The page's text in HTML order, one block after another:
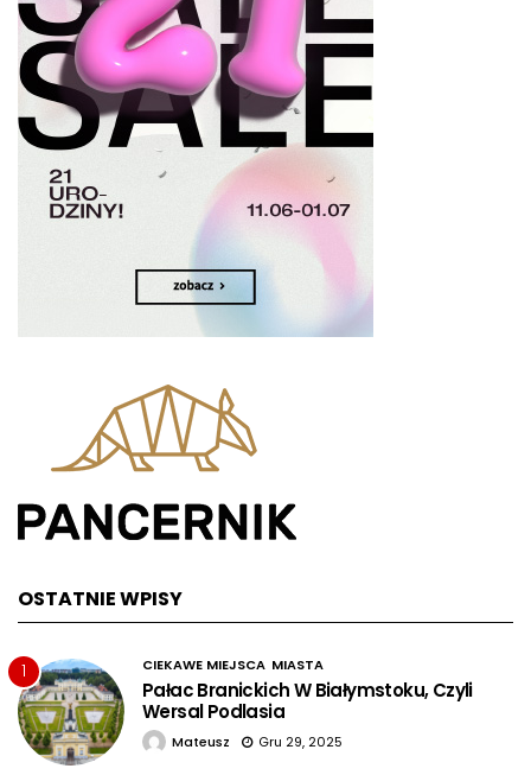
OSTATNIE WPISY
1 CIEKAWE MIEJSCA MIASTA
Pałac Branickich W Białymstoku, Czyli
Wersal Podlasia
Mateusz Gru 29, 2025